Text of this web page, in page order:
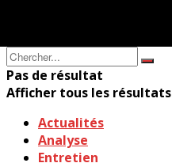
Pas de résultat
Afficher tous les résultats
Actualités
Analyse
Entretien